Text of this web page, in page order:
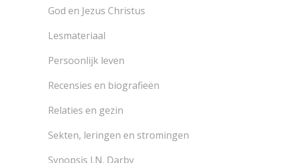
God en Jezus Christus
Lesmateriaal
Persoonlijk leven
Recensies en biografieën
Relaties en gezin
Sekten, leringen en stromingen
Synopsis J.N. Darby